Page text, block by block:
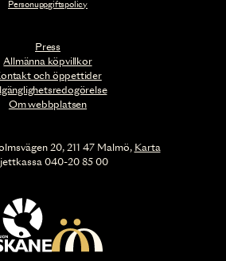
Press
Allmänna köpvillkor
och öppettider
Om webbplatsen
Personuppgiftspolicy
20, 211 47 Malmö, Karta
040-20 85 00